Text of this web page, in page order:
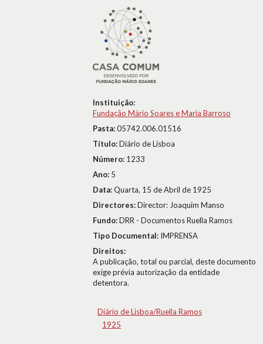
Instituição:
Fundação Mário Soares e Maria Barroso
Pasta:05742.006.01516
Título:Diário de Lisboa
Número: 1233
Ano: 5
Data:Quarta, 15 de Abril de 1925
Directores:Director: Joaquim Manso
Fundo:DRR - Documentos Ruella Ramos
Tipo Documental: IMPRENSA
Direitos:
A publicação, total ou parcial, deste documento
exige prévia autorização da entidade
detentora.
Diário de Lisboa/Ruella Ramos
1925